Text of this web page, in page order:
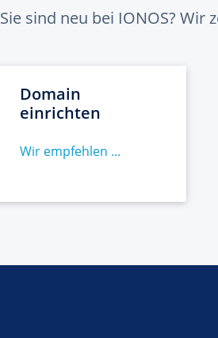
Sie sind neu bei IONOS? Wir
Domain
einrichten
Wir empfehlen ...